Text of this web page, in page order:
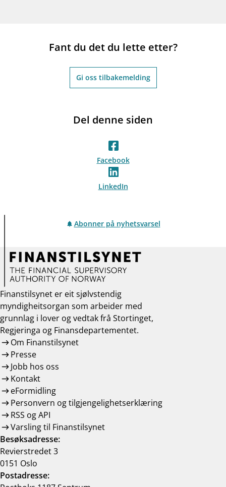
Fant du det du lette etter?
Gi oss tilbakemelding
Del denne siden
Facebook
LinkedIn
Abonner på nyhetsvarsel
Finanstilsynet er eit sjølvstendig
myndigheitsorgan som arbeider med
grunnlag i lover og vedtak frå Stortinget,
Regjeringa og Finansdepartementet.
Om Finanstilsynet
Presse
Jobb hos oss
Kontakt
eFormidling
Personvern og tilgjengelighetserklæring
RSS og API
Varsling til Finanstilsynet
Besøksadresse:
Revierstredet 3
0151 Oslo
Postadresse: